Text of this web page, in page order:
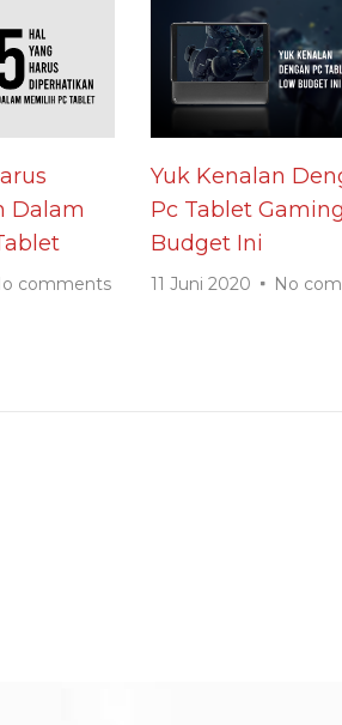
Dalam
comments
Yuk Kenalan
Pc Tablet
Budget Ini
11 Juni 2020 No